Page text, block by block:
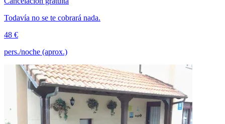
Todavía no se te cobrará nada.
48 €
pers./noche (aprox.)